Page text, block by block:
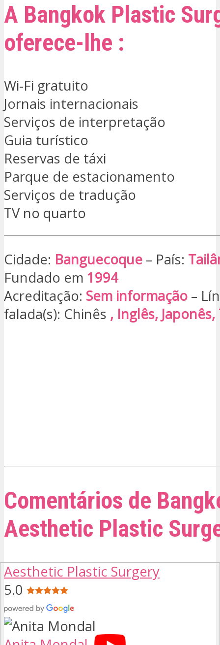
A Bangkok Plastic
oferece-lhe :
Wi-Fi gratuito
Jornais internacionais
Serviços de interpretação
Guia turístico
Reservas de táxi
Parque de estacionamento
Serviços de tradução
TV no quarto
Cidade: Banguecoque – País:
Fundado em 1994
Acreditação: Sem informação –
falada(s): Chinês , Inglês,
Comentários de
Aesthetic Plastic
Aesthetic Plastic Surgery
5.0